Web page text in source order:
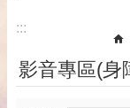
:::
影音專區(身